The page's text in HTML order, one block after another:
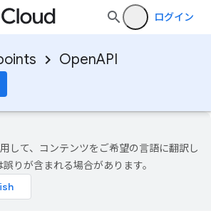
ログイン
OpenAPI
して、コンテンツをご希望の言語に翻訳し
りが含まれる場合があります。